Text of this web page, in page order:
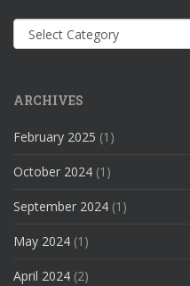
Kategori
ARCHIVES
February 2025 (1)
October 2024 (1)
September 2024 (1)
May 2024 (1)
April 2024 (2)